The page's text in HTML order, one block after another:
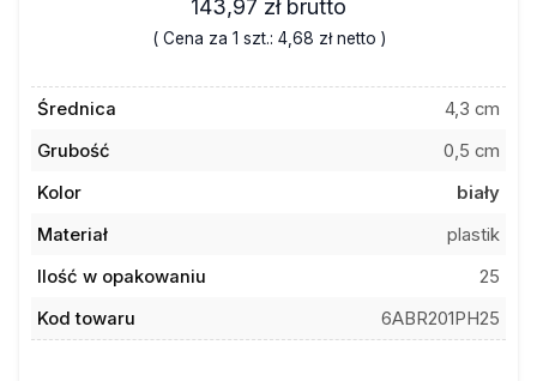
143,97 zł brutto
( Cena za 1 szt.: 4,68 złnetto )
Średnica
4,3 cm
Grubość
0,5 cm
Kolor
biały
Materiał
plastik
Ilość w opakowaniu
25
Kod towaru
6ABR201PH25